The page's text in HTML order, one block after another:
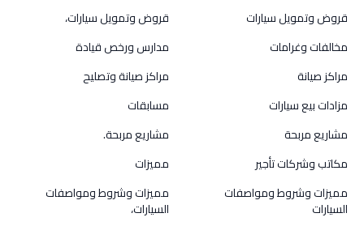
قروض وتمويل سيارات
قروض وتمويل سيارات،
مخالفات وغرامات
مدارس ورخص قيادة
مراكز صيانة
مراكز صيانة وتصليح
مزادات بيع سيارات
مسابقات
مشاريع مربحة
مشاريع مربحة.
مكاتب وشركات تأجير
مميزات
مميزات وشروط ومواصفات
السيارات
مميزات وشروط ومواصفات
السيارات،